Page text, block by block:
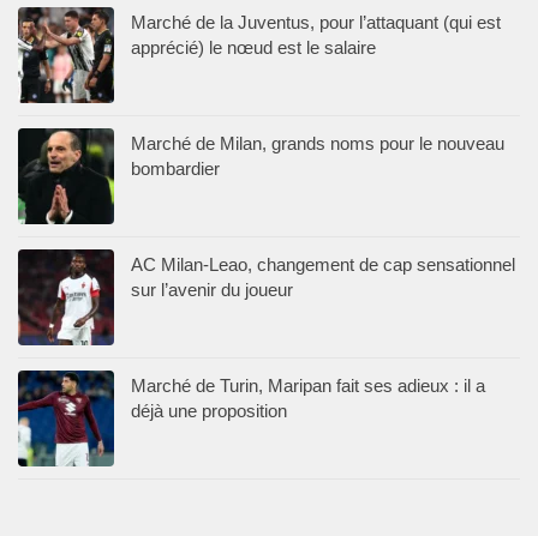
Marché de la Juventus, pour l’attaquant (qui est
apprécié) le nœud est le salaire
Marché de Milan, grands noms pour le nouveau
bombardier
AC Milan-Leao, changement de cap sensationnel
sur l’avenir du joueur
Marché de Turin, Maripan fait ses adieux : il a
déjà une proposition